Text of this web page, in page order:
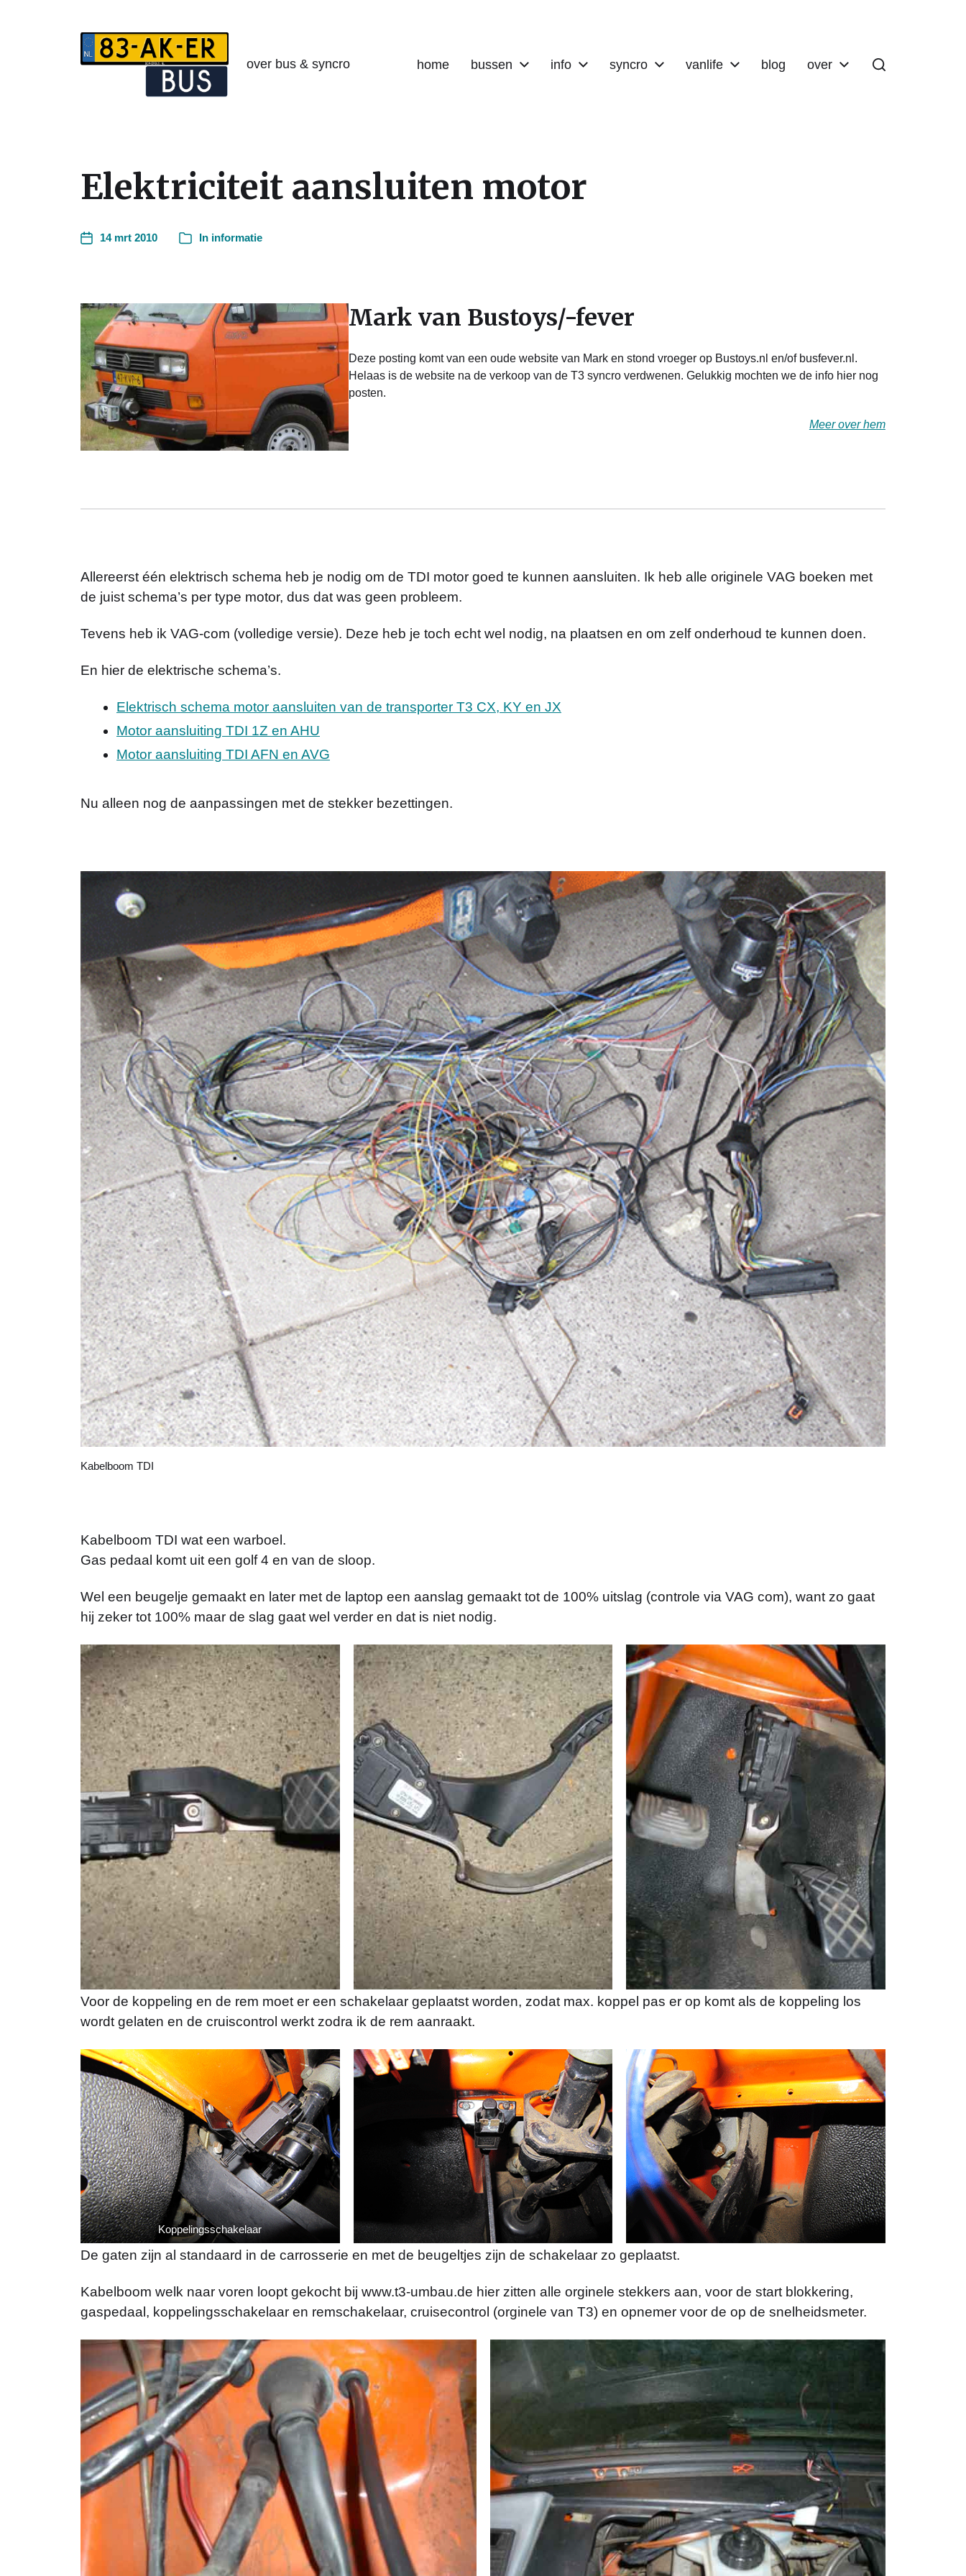
over bus & syncro home bussen info syncro vanlife blog over
Elektriciteit aansluiten motor
14 mrt 2010 In informatie
Mark van Bustoys/-fever
Deze posting komt van een oude website van Mark en stond vroeger op Bustoys.nl en/of busfever.nl.
Helaas is de website na de verkoop van de T3 syncro verdwenen. Gelukkig mochten we de info hier nog
posten.
Meer over hem
Allereerst één elektrisch schema heb je nodig om de TDI motor goed te kunnen aansluiten. Ik heb alle originele VAG boeken met
de juist schema’s per type motor, dus dat was geen probleem.
Tevens heb ik VAG-com (volledige versie). Deze heb je toch echt wel nodig, na plaatsen en om zelf onderhoud te kunnen doen.
En hier de elektrische schema’s.
Elektrisch schema motor aansluiten van de transporter T3 CX, KY en JX
Motor aansluiting TDI 1Z en AHU
Motor aansluiting TDI AFN en AVG
Nu alleen nog de aanpassingen met de stekker bezettingen.
Kabelboom TDI
Kabelboom TDI wat een warboel.
Gas pedaal komt uit een golf 4 en van de sloop.
Wel een beugelje gemaakt en later met de laptop een aanslag gemaakt tot de 100% uitslag (controle via VAG com), want zo gaat
hij zeker tot 100% maar de slag gaat wel verder en dat is niet nodig.
Voor de koppeling en de rem moet er een schakelaar geplaatst worden, zodat max. koppel pas er op komt als de koppeling los
wordt gelaten en de cruiscontrol werkt zodra ik de rem aanraakt.
Koppelingsschakelaar
De gaten zijn al standaard in de carrosserie en met de beugeltjes zijn de schakelaar zo geplaatst.
Kabelboom welk naar voren loopt gekocht bij www.t3-umbau.de hier zitten alle orginele stekkers aan, voor de start blokkering,
gaspedaal, koppelingsschakelaar en remschakelaar, cruisecontrol (orginele van T3) en opnemer voor de op de snelheidsmeter.